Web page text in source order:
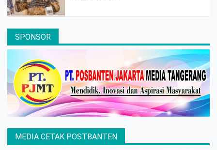
SPONSOR
MEDIA CETAK POSTBANTEN